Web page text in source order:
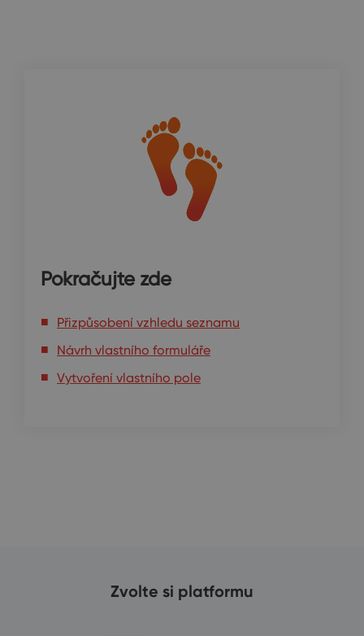
Pokračujte zde
Přizpůsobení vzhledu seznamu
Návrh vlastního formuláře
Vytvoření vlastního pole
Zvolte si platformu